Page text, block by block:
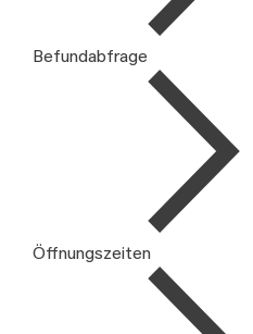
Befundabfrage
Öffnungszeiten